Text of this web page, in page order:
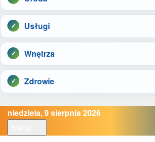
Usługi
Wnętrza
Zdrowie
niedziela, 9 sierpnia 2026